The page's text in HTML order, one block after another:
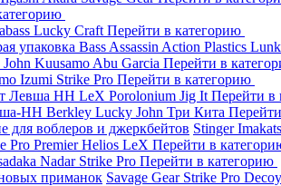
Lucky Craft Перейти в категорию
упаковка Bass Assassin Action Plastics
Kuusamo Abu Garcia Перейти в
Izumi Strike Pro Перейти в категорию
Левша НН LeX Porolonium Jig It Перейти в
НН Berkley Lucky John Три Кита
воблеров и джеркбейтов Stinger
Pro PremierHelios LeX Перейти в
Nadar Strike Pro Перейти в категорию
приманок Savage Gear Strike Pro Decoy